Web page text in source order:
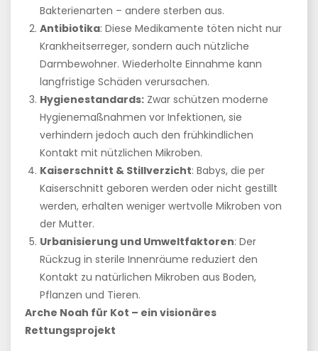
Bakterienarten – andere sterben aus.
Antibiotika: Diese Medikamente töten nicht nur
Krankheitserreger, sondern auch nützliche
Darmbewohner. Wiederholte Einnahme kann
langfristige Schäden verursachen.
Hygienestandards: Zwar schützen moderne
Hygienemaßnahmen vor Infektionen, sie
verhindern jedoch auch den frühkindlichen
Kontakt mit nützlichen Mikroben.
Kaiserschnitt & Stillverzicht: Babys, die per
Kaiserschnitt geboren werden oder nicht gestillt
werden, erhalten weniger wertvolle Mikroben von
der Mutter.
Urbanisierung und Umweltfaktoren: Der
Rückzug in sterile Innenräume reduziert den
Kontakt zu natürlichen Mikroben aus Boden,
Pflanzen und Tieren.
Arche Noah für Kot – ein visionäres
Rettungsprojekt